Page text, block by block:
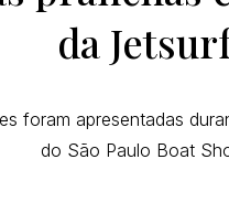
da
foram apresentadas
do São Paulo Boat